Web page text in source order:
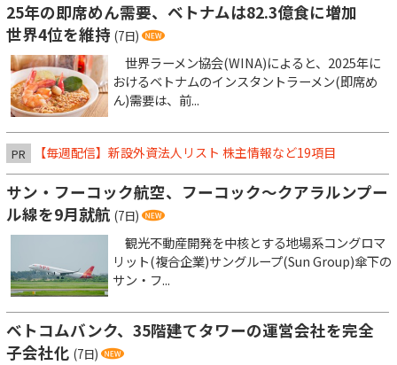
25年の即席めん需要、ベトナムは82.3億食に増加
世界4位を維持 (7日)
世界ラーメン協会(WINA)によると、2025年に
おけるベトナムのインスタントラーメン(即席め
ん)需要は、前...
PR 【毎週配信】新設外資法人リスト 株主情報など19項目
サン・フーコック航空、フーコック～クアラルンプー
ル線を9月就航 (7日)
観光不動産開発を中核とする地場系コングロマ
リット(複合企業)サングループ(Sun Group)傘下の
サン・フ...
ベトコムバンク、35階建てタワーの運営会社を完全
子会社化 (7日)